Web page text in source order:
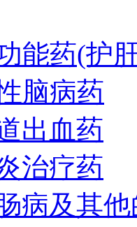
能药(护
脑病药
出血药
治疗药
病及其